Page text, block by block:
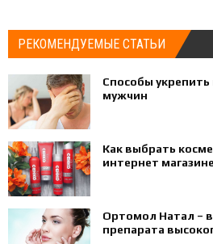
РЕКОМЕНДУЕМЫЕ СТАТЬИ
Способы
мужчин
Как выбрать
интернет
Ортомол Натал –
препарата